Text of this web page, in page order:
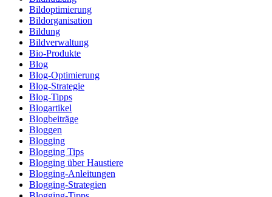
Bildoptimierung
Bildorganisation
Bildung
Bildverwaltung
Bio-Produkte
Blog
Blog-Optimierung
Blog-Strategie
Blog-Tipps
Blogartikel
Blogbeiträge
Bloggen
Blogging
Blogging Tips
Blogging über Haustiere
Blogging-Anleitungen
Blogging-Strategien